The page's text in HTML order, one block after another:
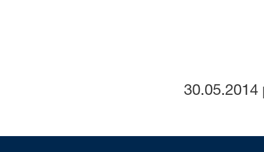
30.05.2014